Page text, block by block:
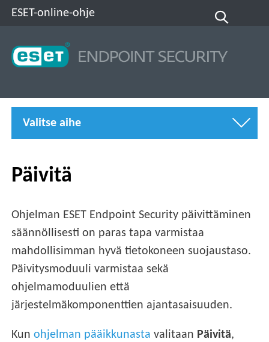
ESET-online-ohje
Valitse aihe
Päivitä
Ohjelman ESET Endpoint Security päivittäminen
säännöllisesti on paras tapa varmistaa
mahdollisimman hyvä tietokoneen suojaustaso.
Päivitysmoduuli varmistaa sekä
ohjelmamoduulien että
järjestelmäkomponenttien ajantasaisuuden.
Kunohjelman pääikkunasta valitaan Päivitä,